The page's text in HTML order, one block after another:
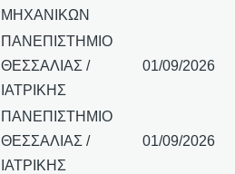
ΜΗΧΑΝΙΚΩΝ
ΠΑΝΕΠΙΣΤΗΜΙΟ
ΘΕΣΣΑΛΙΑΣ /
ΙΑΤΡΙΚΗΣ
01/09/2026
ΠΑΝΕΠΙΣΤΗΜΙΟ
ΘΕΣΣΑΛΙΑΣ /
ΙΑΤΡΙΚΗΣ
01/09/2026